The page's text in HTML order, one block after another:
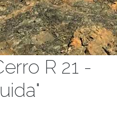
R 21 -